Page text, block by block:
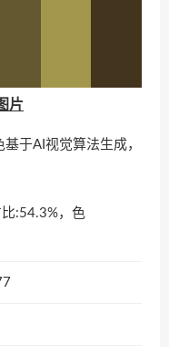
片
基于AI视觉算法生成，
:54.3%，色